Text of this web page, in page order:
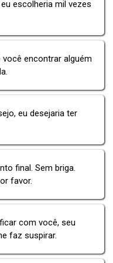
escolheria mil vezes
você encontrar alguém
eu desejaria ter
final. Sem briga.
favor.
com você, seu
faz suspirar.